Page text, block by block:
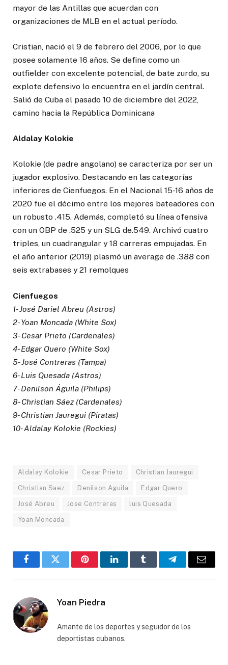
mayor de las Antillas que acuerdan con
organizaciones de MLB en el actual período.
Cristian, nació el 9 de febrero del 2006, por lo que
posee solamente 16 años. Se define como un
outfielder con excelente potencial, de bate zurdo, su
explote defensivo lo encuentra en el jardín central.
Salió de Cuba el pasado 10 de diciembre del 2022,
camino hacia la República Dominicana
Aldalay Kolokie
Kolokie (de padre angolano) se caracteriza por ser un
jugador explosivo. Destacando en las categorías
inferiores de Cienfuegos. En el Nacional 15-16 años de
2020 fue el décimo entre los mejores bateadores con
un robusto .415. Además, completó su línea ofensiva
con un OBP de .525 y un SLG de.549. Archivó cuatro
triples, un cuadrangular y 18 carreras empujadas. En
el año anterior (2019) plasmó un average de .388 con
seis extrabases y 21 remolques
Cienfuegos
1- José Dariel Abreu (Astros)
2- Yoan Moncada (White Sox)
3- Cesar Prieto (Cardenales)
4- Edgar Quero (White Sox)
5- José Contreras (Tampa)
6- Luis Quesada (Astros)
7- Denilson Águila (Philips)
8- Christian Sáez (Cardenales)
9- Christian Jauregui (Piratas)
10- Aldalay Kolokie (Rockies)
Aldalay Kolokie Cesar Prieto Christian Jauregui
Christian Saez Denilson Aguila Edgar Quero
José Abreu Jose Contreras luis Quesada
Yoan Moncada
FacebookTwitter PinterestLinkedInTumblr TelegramEmail
Yoan Piedra
Amante de los deportes y seguidor de los
deportistas cubanos.